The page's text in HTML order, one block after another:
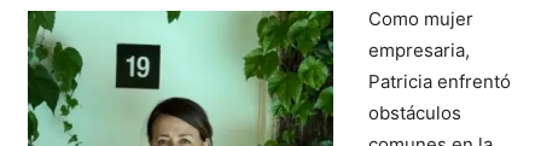
Como mujer
empresaria,
Patricia enfrentó
obstáculos